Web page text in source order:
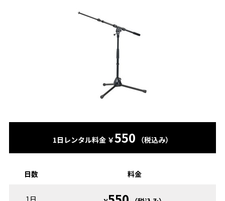
1日レンタル料金 ￥550 （税込み）
日数 料金
1日